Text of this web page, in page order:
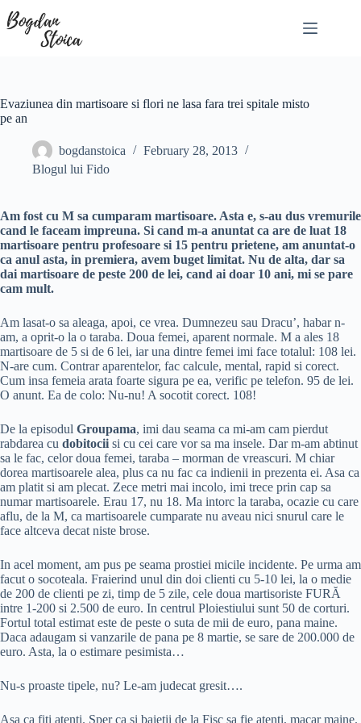
to
content
Evaziunea din martisoare si flori ne lasa fara trei spitale misto
pe an
bogdanstoica
February 28, 2013
Blogul lui Fido
Am fost cu M sa cumparam martisoare. Asta e, s-au dus vremurile
cand le faceam impreuna. Si cand m-a anuntat ca are de luat 18
martisoare pentru profesoare si 15 pentru prietene, am anuntat-o
ca anul asta, in premiera, avem buget limitat. Nu de alta, dar sa
dai martisoare de peste 200 de lei, cand ai doar 10 ani, mi se pare
cam mult.
Am lasat-o sa aleaga, apoi, ce vrea. Dumnezeu sau Dracu’, habar n-
am, a oprit-o la o taraba. Doua femei, aparent normale. M a ales 18
martisoare de 5 si de 6 lei, iar una dintre femei imi face totalul: 108 lei.
N-are cum. Contrar aparentelor, fac calcule, mental, rapid si corect.
Cum insa femeia arata foarte sigura pe ea, verific pe telefon. 95 de lei.
O anunt. Ea de colo: Nu-nu! A socotit corect. 108!
De la episodul Groupama, imi dau seama ca mi-am cam pierdut
rabdarea cu dobitocii si cu cei care vor sa ma insele. Dar m-am abtinut
sa le fac, celor doua femei, taraba – morman de vreascuri. M chiar
dorea martisoarele alea, plus ca nu fac ca indienii in prezenta ei. Asa ca
am platit si am plecat. Zece metri mai incolo, imi trece prin cap sa
numar martisoarele. Erau 17, nu 18. Ma intorc la taraba, ocazie cu care
aflu, de la M, ca martisoarele cumparate nu aveau nici snurul care le
face altceva decat niste brose.
In acel moment, am pus pe seama prostiei micile incidente. Pe urma am
facut o socoteala. Fraierind unul din doi clienti cu 5-10 lei, la o medie
de 200 de clienti pe zi, timp de 5 zile, cele doua martisoriste FURĂ
intre 1-200 si 2.500 de euro. In centrul Ploiestiului sunt 50 de corturi.
Fortul total estimat este de peste o suta de mii de euro, pana maine.
Daca adaugam si vanzarile de pana pe 8 martie, se sare de 200.000 de
euro. Asta, la o estimare pesimista…
Nu-s proaste tipele, nu? Le-am judecat gresit….
Asa ca fiti atenti. Sper ca si baietii de la Fisc sa fie atenti, macar maine.